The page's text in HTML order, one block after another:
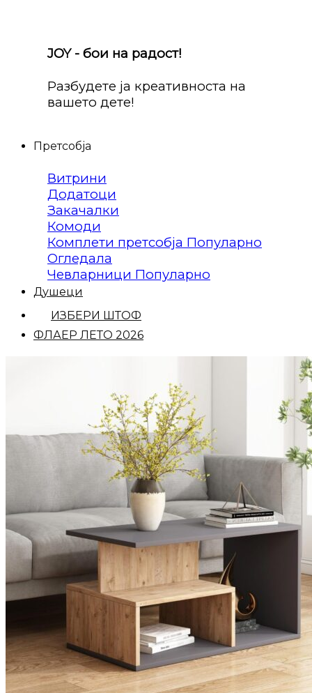
JOY - бои на радост!
Разбудете ја креативноста на
вашето дете!
Претсобја
Витрини
Додатоци
Закачалки
Комоди
Комплети претсобја
Огледала
Чевларници
Душеци
ИЗБЕРИ ШТОФ
ФЛАЕР ЛЕТО 2026